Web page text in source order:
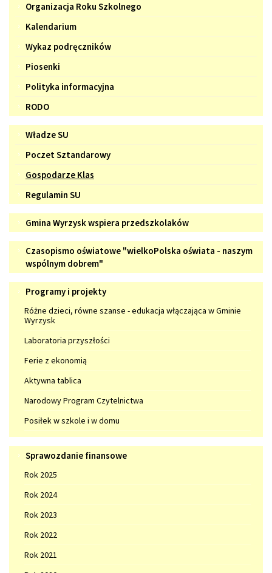
Organizacja Roku Szkolnego
Kalendarium
Wykaz podręczników
Piosenki
Polityka informacyjna
RODO
Samorząd
Władze SU
Poczet Sztandarowy
Gospodarze Klas
Regulamin SU
Gmina
Wyrzysk
wspiera
przedszkolaków
Gmina Wyrzysk wspiera przedszkolaków
Czasopismo
oświatowe
"wielkoPolska
oświata
naszym
wspólnym
dobrem"
Czasopismo oświatowe "wielkoPolska oświata - naszym
wspólnym dobrem"
Programy
projekty
Programy i projekty
Różne dzieci, równe szanse - edukacja włączająca w Gminie
Wyrzysk
Laboratoria przyszłości
Ferie z ekonomią
Aktywna tablica
Narodowy Program Czytelnictwa
Posiłek w szkole i w domu
Sprawozdanie
finansowe
Sprawozdanie finansowe
Rok 2025
Rok 2024
Rok 2023
Rok 2022
Rok 2021